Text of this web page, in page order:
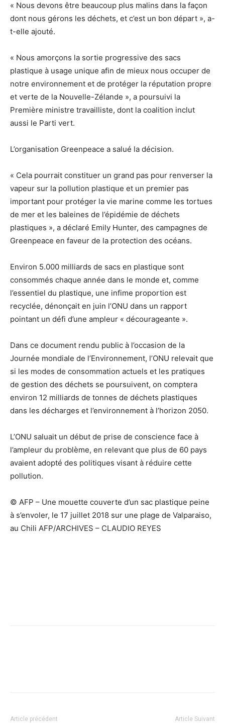
« Nous devons être beaucoup plus malins dans la façon
dont nous gérons les déchets, et c’est un bon départ », a-
t-elle ajouté.
« Nous amorçons la sortie progressive des sacs
plastique à usage unique afin de mieux nous occuper de
notre environnement et de protéger la réputation propre
et verte de la Nouvelle-Zélande », a poursuivi la
Première ministre travailliste, dont la coalition inclut
aussi le Parti vert.
L’organisation Greenpeace a salué la décision.
« Cela pourrait constituer un grand pas pour renverser la
vapeur sur la pollution plastique et un premier pas
important pour protéger la vie marine comme les tortues
de mer et les baleines de l’épidémie de déchets
plastiques », a déclaré Emily Hunter, des campagnes de
Greenpeace en faveur de la protection des océans.
Environ 5.000 milliards de sacs en plastique sont
consommés chaque année dans le monde et, comme
l’essentiel du plastique, une infime proportion est
recyclée, dénonçait en juin l’ONU dans un rapport
pointant un défi d’une ampleur « décourageante ».
Dans ce document rendu public à l’occasion de la
Journée mondiale de l’Environnement, l’ONU relevait que
si les modes de consommation actuels et les pratiques
de gestion des déchets se poursuivent, on comptera
environ 12 milliards de tonnes de déchets plastiques
dans les décharges et l’environnement à l’horizon 2050.
L’ONU saluait un début de prise de conscience face à
l’ampleur du problème, en relevant que plus de 60 pays
avaient adopté des politiques visant à réduire cette
pollution.
© AFP – Une mouette couverte d’un sac plastique peine
à s’envoler, le 17 juillet 2018 sur une plage de Valparaiso,
au Chili AFP/ARCHIVES – CLAUDIO REYES
Article précédent Article Suivant